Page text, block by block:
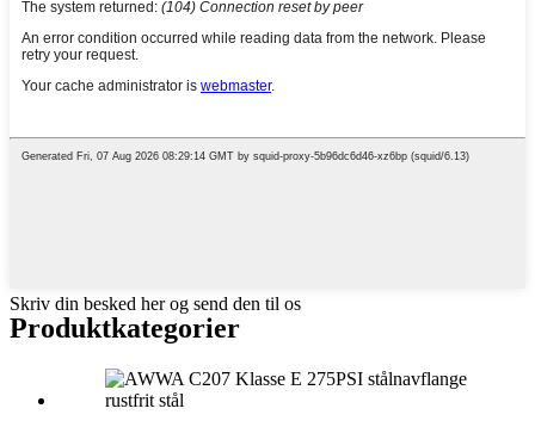
Skriv din besked her og send den til os
Produktkategorier